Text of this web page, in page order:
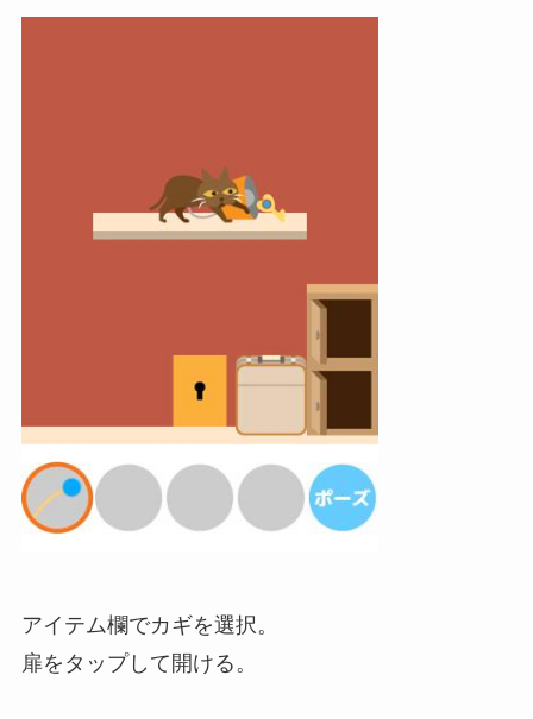
アイテム欄でカギを選択。
扉をタップして開ける。